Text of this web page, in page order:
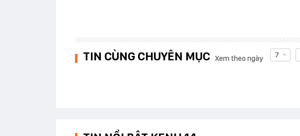
TIN CÙNG CHUYÊN MỤC Xem theo ngày 7